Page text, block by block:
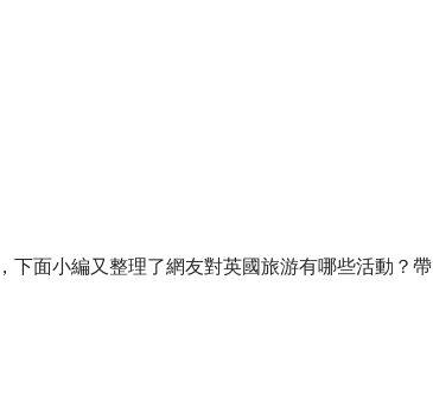
下面小編又整理了網友對英國旅游有哪些活動？帶